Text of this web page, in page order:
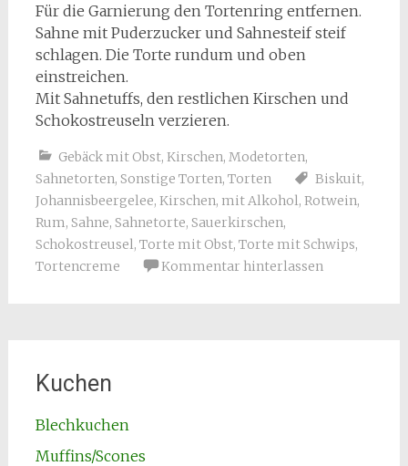
Für die Garnierung den Tortenring entfernen.
Sahne mit Puderzucker und Sahnesteif steif
schlagen. Die Torte rundum und oben
einstreichen.
Mit Sahnetuffs, den restlichen Kirschen und
Schokostreuseln verzieren.
Gebäck mit Obst, Kirschen, Modetorten,
Sahnetorten, Sonstige Torten, Torten Biskuit,
Johannisbeergelee, Kirschen, mit Alkohol, Rotwein,
Rum, Sahne, Sahnetorte, Sauerkirschen,
Schokostreusel, Torte mit Obst, Torte mit Schwips,
Tortencreme
Kommentar hinterlassen
Kuchen
Blechkuchen
Muffins/Scones